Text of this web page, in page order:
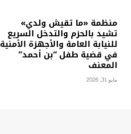
منظمة «ما تقيش ولدي»
تشيد بالحزم والتدخل السريع
للنيابة العامة والأجهزة الأمنية
في قضية طفل “بن أحمد”
المعنف
مايو 31, 2026